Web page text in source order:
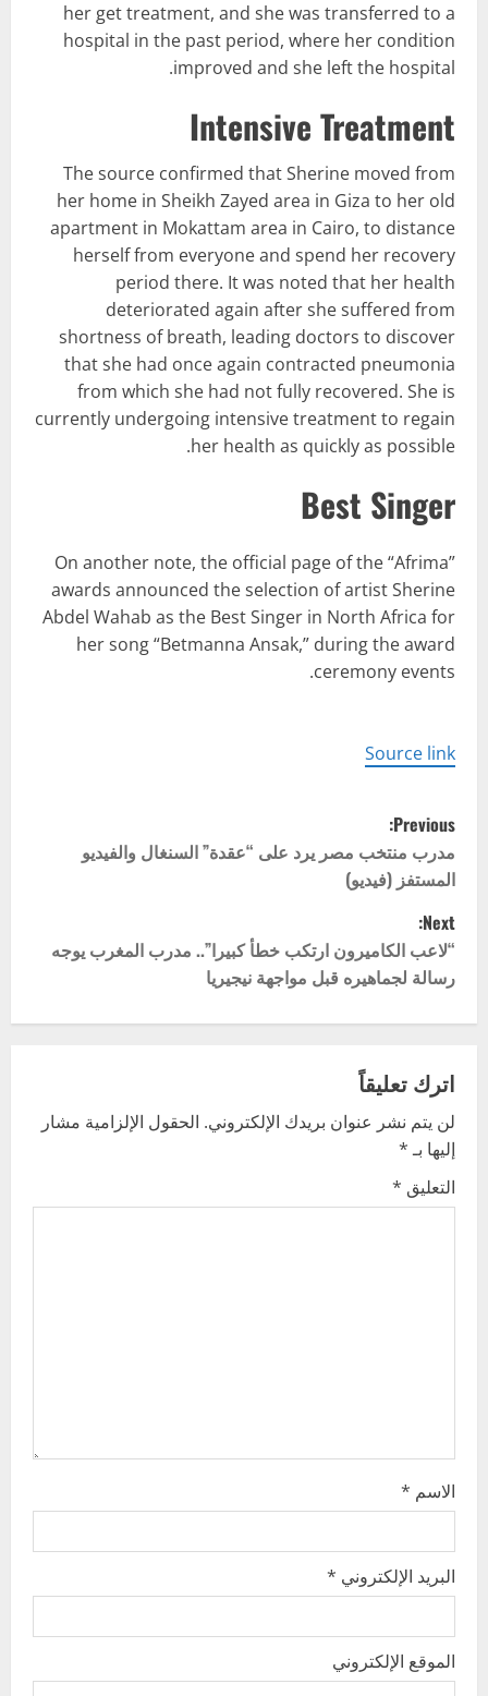
her get treatment, and she was transferred to a
hospital in the past period, where her condition
improved and she left the hospital.
Intensive Treatment
The source confirmed that Sherine moved from
her home in Sheikh Zayed area in Giza to her old
apartment in Mokattam area in Cairo, to distance
herself from everyone and spend her recovery
period there. It was noted that her health
deteriorated again after she suffered from
shortness of breath, leading doctors to discover
that she had once again contracted pneumonia
from which she had not fully recovered. She is
currently undergoing intensive treatment to regain
her health as quickly as possible.
Best Singer
On another note, the official page of the “Afrima”
awards announced the selection of artist Sherine
Abdel Wahab as the Best Singer in North Africa for
her song “Betmanna Ansak,” during the award
ceremony events.
Source link
P
o
s
t
n
v
i
g
Previous:
مدرب منتخب مصر يرد على “عقدة” السنغال والفيديو
المستفز (فيديو)
Next:
“لاعب الكاميرون ارتكب خطأ كبيرا”.. مدرب المغرب يوجه
رسالة لجماهيره قبل مواجهة نيجيريا
اترك تعليقاً
لن يتم نشر عنوان بريدك الإلكتروني. الحقول الإلزامية مشار
إليها بـ*
التعليق *
الاسم *
البريد الإلكتروني *
الموقع الإلكتروني